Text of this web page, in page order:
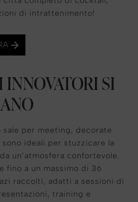
di intrattenimento!
SI
per meeting, decorate
sono ideali per stuzzicare la
un’atmosfera confortevole.
fino a un massimo di 36
raccolti, adatti a sessioni di
training e